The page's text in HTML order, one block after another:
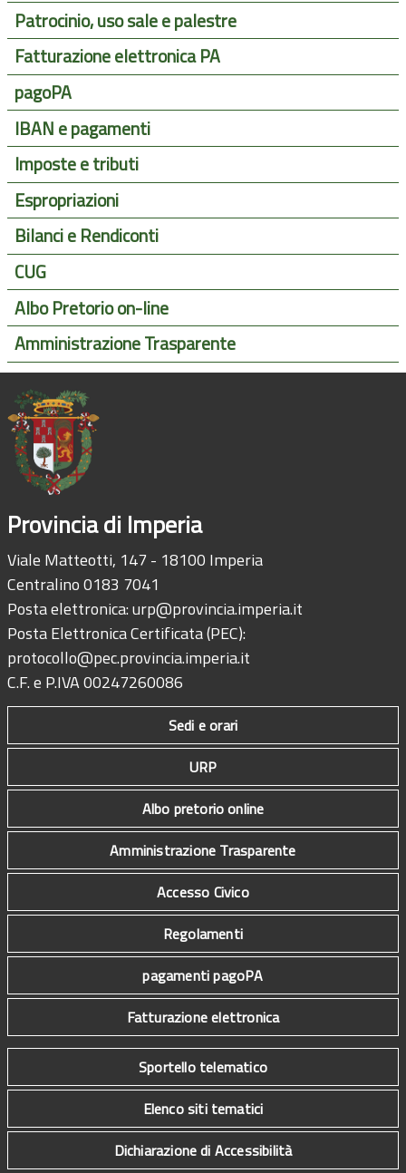
Patrocinio, uso sale e palestre
Fatturazione elettronica PA
pagoPA
IBAN e pagamenti
Imposte e tributi
Espropriazioni
Bilanci e Rendiconti
CUG
Albo Pretorio on-line
Amministrazione Trasparente
Provincia di Imperia
Viale Matteotti, 147 - 18100 Imperia
Centralino 0183 7041
Posta elettronica:urp@provincia.imperia.it
Posta Elettronica Certificata (PEC):
protocollo@pec.provincia.imperia.it
C.F. e P.IVA 00247260086
Sedi e orari
URP
Albo pretorio online
Amministrazione Trasparente
Accesso Civico
Regolamenti
pagamenti pagoPA
Fatturazione elettronica
Sportello telematico
Elenco siti tematici
Dichiarazione di Accessibilità